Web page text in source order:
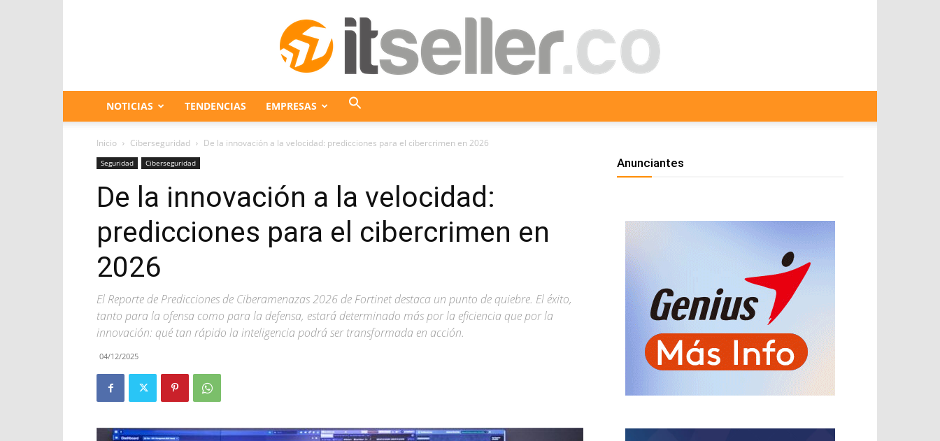
ITseller
Colombia
NOTICIAS TENDENCIAS EMPRESAS
Inicio Ciberseguridad De la innovación a la velocidad: predicciones para el cibercrimen en 2026
Seguridad Ciberseguridad
De la innovación a la velocidad:
predicciones para el cibercrimen en
2026
El Reporte de Predicciones de Ciberamenazas 2026 de Fortinet destaca un punto de quiebre. El éxito,
tanto para la ofensa como para la defensa, estará determinado más por la eficiencia que por la
innovación: qué tan rápido la inteligencia podrá ser transformada en acción.
04/12/2025
Anunciantes